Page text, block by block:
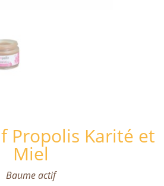
Propolis Karité et
Miel
Baume actif